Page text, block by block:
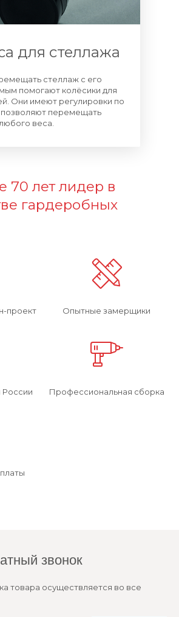
для стеллажа
стеллаж с его
помогают колёсики для
Они имеют регулировки по
позволяют перемещать
веса.
70 лет лидер в
гардеробных
проект Опытные замерщики
России Профессиональная сборка
звонок
товара осуществляется во все